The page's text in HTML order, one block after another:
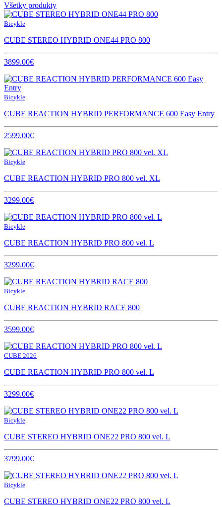
Všetky produkty
Bicykle
CUBE STEREO HYBRID ONE44 PRO 800
3899.00€
Bicykle
CUBE REACTION HYBRID PERFORMANCE 600 Easy Entry
2599.00€
Bicykle
CUBE REACTION HYBRID PRO 800 vel. XL
3299.00€
Bicykle
CUBE REACTION HYBRID PRO 800 vel. L
3299.00€
Bicykle
CUBE REACTION HYBRID RACE 800
3599.00€
CUBE 2026
CUBE REACTION HYBRID PRO 800 vel. L
3299.00€
Bicykle
CUBE STEREO HYBRID ONE22 PRO 800 vel. L
3799.00€
Bicykle
CUBE STEREO HYBRID ONE22 PRO 800 vel. L